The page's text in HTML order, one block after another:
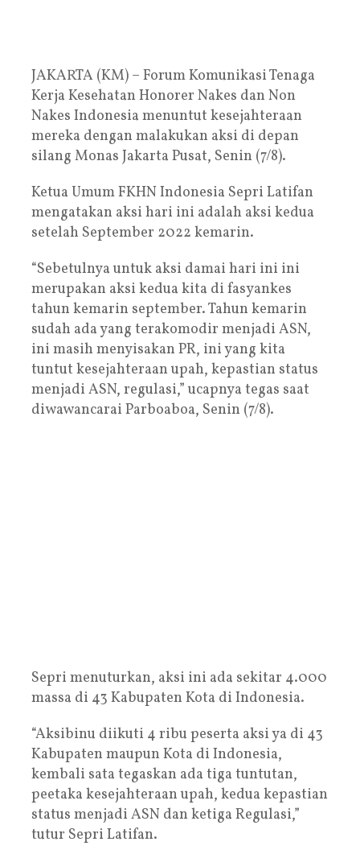
JAKARTA (KM) – Forum Komunikasi Tenaga
Kerja Kesehatan Honorer Nakes dan Non
Nakes Indonesia menuntut kesejahteraan
mereka dengan malakukan aksi di depan
silang Monas Jakarta Pusat, Senin (7/8).
Ketua Umum FKHN Indonesia Sepri Latifan
mengatakan aksi hari ini adalah aksi kedua
setelah September 2022 kemarin.
“Sebetulnya untuk aksi damai hari ini ini
merupakan aksi kedua kita di fasyankes
tahun kemarin september. Tahun kemarin
sudah ada yang terakomodir menjadi ASN,
ini masih menyisakan PR, ini yang kita
tuntut kesejahteraan upah, kepastian status
menjadi ASN, regulasi,” ucapnya tegas saat
diwawancarai Parboaboa, Senin (7/8).
Sepri menuturkan, aksi ini ada sekitar 4.000
massa di 43 Kabupaten Kota di Indonesia.
“Aksibinu diikuti 4 ribu peserta aksi ya di 43
Kabupaten maupun Kota di Indonesia,
kembali sata tegaskan ada tiga tuntutan,
peetaka kesejahteraan upah, kedua kepastian
status menjadi ASN dan ketiga Regulasi,”
tutur Sepri Latifan.